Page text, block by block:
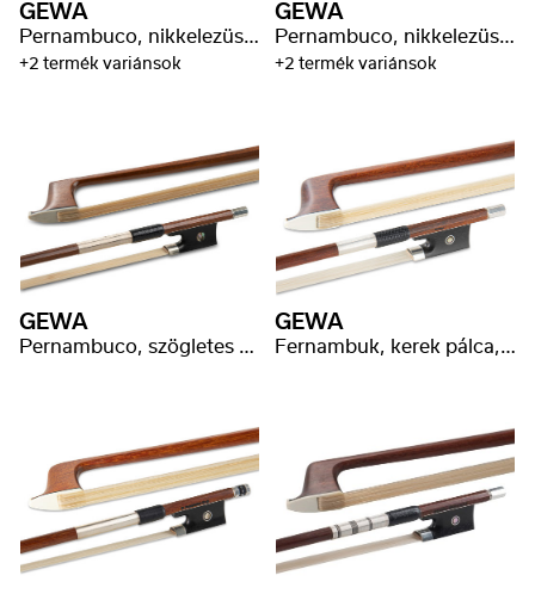
GEWA
Pernambuco, nikkelezüst bélyeggel
+2 termék variánsok
GEWA
Pernambuco, nikkelezüst bélyeggel
+2 termék variánsok
GEWA
Pernambuco, szögletes pálca, ezüst
GEWA
Fernambuk, kerek pálca, P. Baron bélyeg